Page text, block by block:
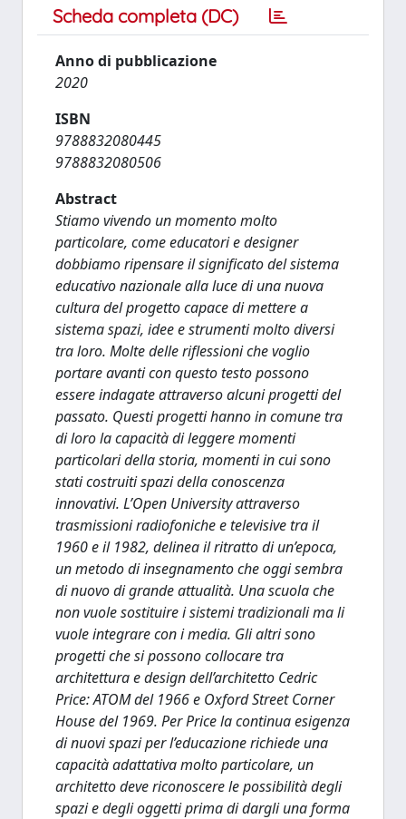
Scheda completa (DC)
Anno di pubblicazione
2020
ISBN
9788832080445
9788832080506
Abstract
Stiamo vivendo un momento molto
particolare, come educatori e designer
dobbiamo ripensare il significato del sistema
educativo nazionale alla luce di una nuova
cultura del progetto capace di mettere a
sistema spazi, idee e strumenti molto diversi
tra loro. Molte delle riflessioni che voglio
portare avanti con questo testo possono
essere indagate attraverso alcuni progetti del
passato. Questi progetti hanno in comune tra
di loro la capacità di leggere momenti
particolari della storia, momenti in cui sono
stati costruiti spazi della conoscenza
innovativi. L’Open University attraverso
trasmissioni radiofoniche e televisive tra il
1960 e il 1982, delinea il ritratto di un’epoca,
un metodo di insegnamento che oggi sembra
di nuovo di grande attualità. Una scuola che
non vuole sostituire i sistemi tradizionali ma li
vuole integrare con i media. Gli altri sono
progetti che si possono collocare tra
architettura e design dell’architetto Cedric
Price: ATOM del 1966 e Oxford Street Corner
House del 1969. Per Price la continua esigenza
di nuovi spazi per l’educazione richiede una
capacità adattativa molto particolare, un
architetto deve riconoscere le possibilità degli
spazi e degli oggetti prima di dargli una forma